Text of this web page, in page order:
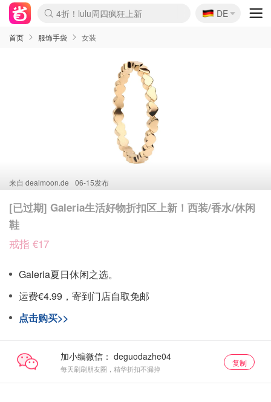
Boticinal 夏促开抢！
4折！lulu周四疯狂上新
还没结束！&OtherStories大促
Joybuy变相75折 随时失效
速领！Stanley独家85折
疑似霸哥！Camper额外叠85折
Zalando 奥莱闪促！每日更新
Moncler反季囤！5折起+叠9折
Coach Brooklyn仅€192
🇩🇪
DE
首页 服饰手袋 女装
来自 dealmoon.de 06-15发布
[已过期] Galeria生活好物折扣区上新！西装/香水/休闲
鞋
戒指 €17
Galeria夏日休闲之选。
运费€4.99，寄到门店自取免邮
点击购买>>
加小编微信：
每天刷刷朋友圈，精华折扣不漏掉
复制